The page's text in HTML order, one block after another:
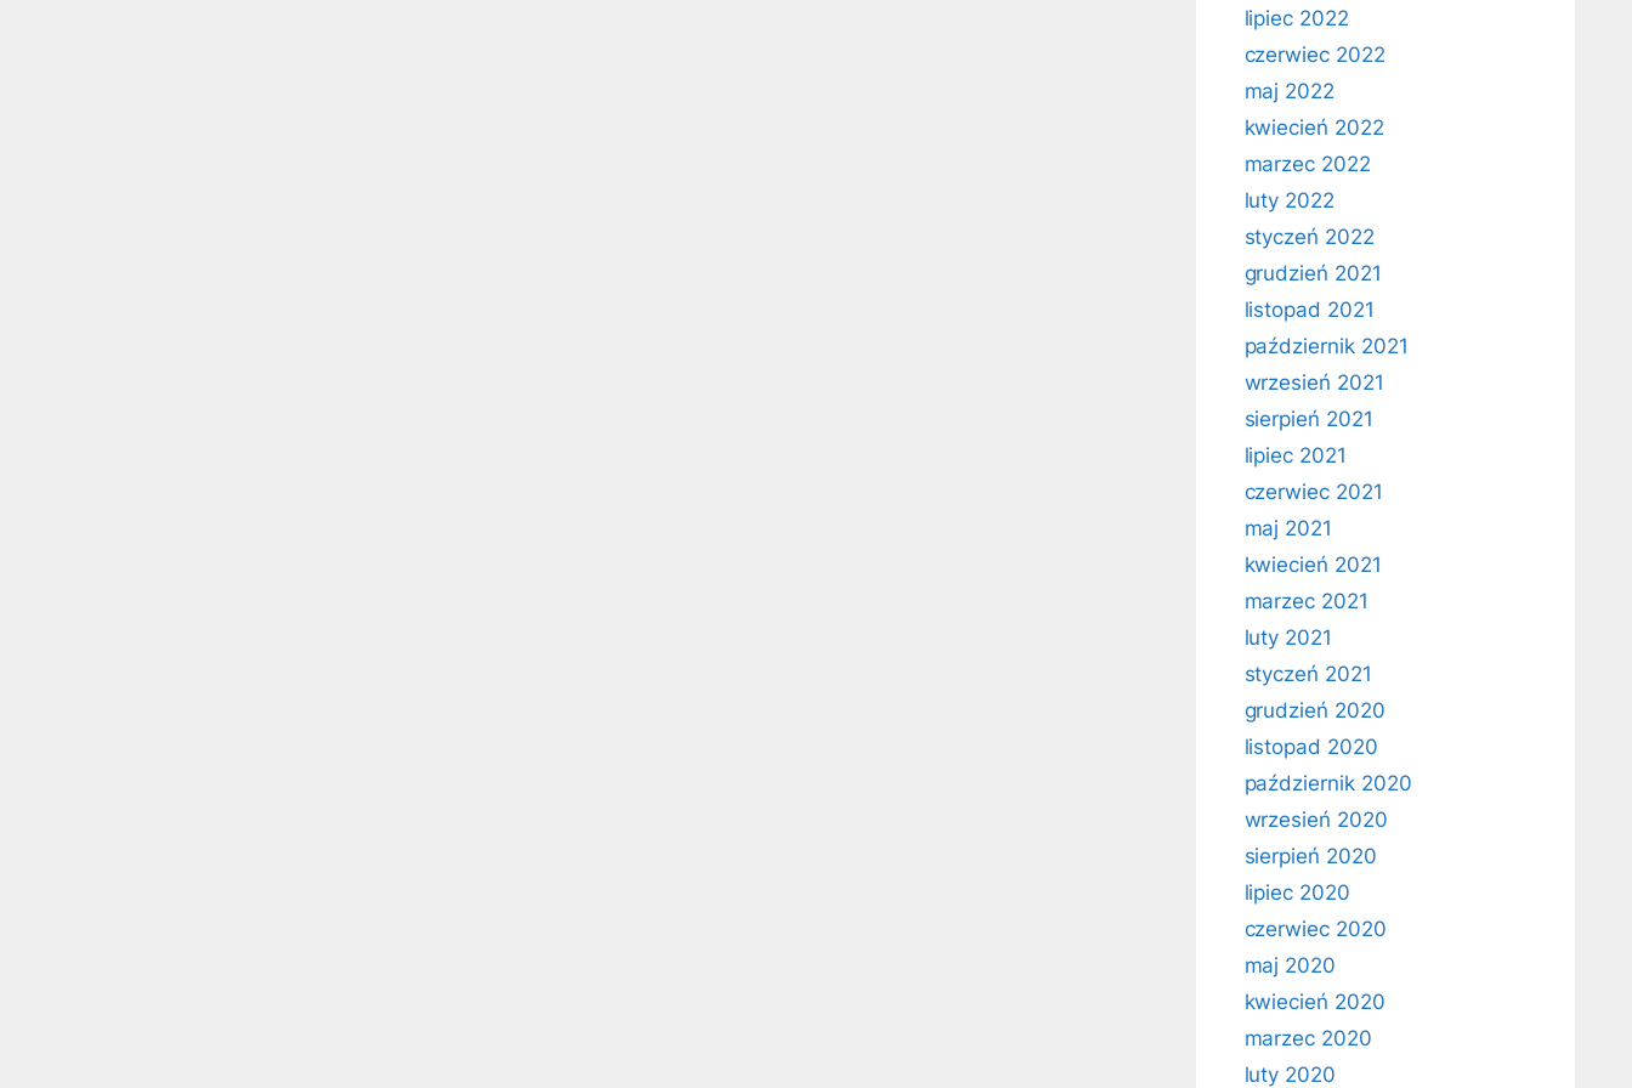
lipiec 2022
czerwiec 2022
maj 2022
kwiecień 2022
marzec 2022
luty 2022
styczeń 2022
grudzień 2021
listopad 2021
październik 2021
wrzesień 2021
sierpień 2021
lipiec 2021
czerwiec 2021
maj 2021
kwiecień 2021
marzec 2021
luty 2021
styczeń 2021
grudzień 2020
listopad 2020
październik 2020
wrzesień 2020
sierpień 2020
lipiec 2020
czerwiec 2020
maj 2020
kwiecień 2020
marzec 2020
luty 2020